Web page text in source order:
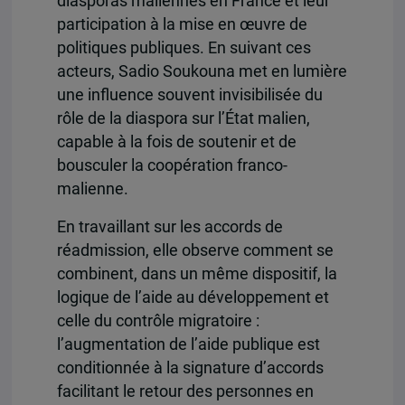
participation à la mise en œuvre de
politiques publiques. En suivant ces
acteurs, Sadio Soukouna met en lumière
une influence souvent invisibilisée du
rôle de la diaspora sur l’État malien,
capable à la fois de soutenir et de
bousculer la coopération franco-
malienne.
En travaillant sur les accords de
réadmission, elle observe comment se
combinent, dans un même dispositif, la
logique de l’aide au développement et
celle du contrôle migratoire :
l’augmentation de l’aide publique est
conditionnée à la signature d’accords
facilitant le retour des personnes en